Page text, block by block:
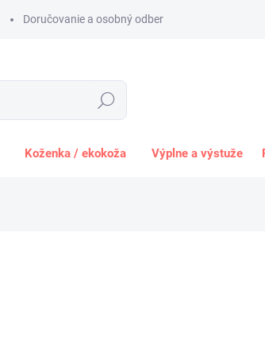
Doručovanie a osobný odber
Hľadať
Koženka / ekokoža Výplne a výstuže